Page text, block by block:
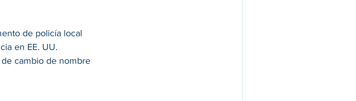
de policía local
en EE. UU.
cambio de nombre